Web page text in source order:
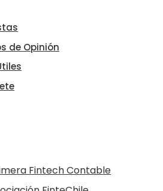
de Opinión
Fintech Contable